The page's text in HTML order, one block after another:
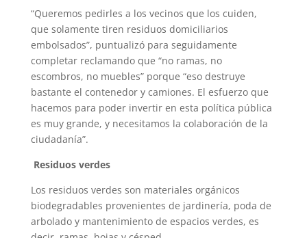
“Queremos pedirles a los vecinos que los cuiden,
que solamente tiren residuos domiciliarios
embolsados”, puntualizó para seguidamente
completar reclamando que “no ramas, no
escombros, no muebles” porque “eso destruye
bastante el contenedor y camiones. El esfuerzo que
hacemos para poder invertir en esta política pública
es muy grande, y necesitamos la colaboración de la
ciudadanía”.
Residuos verdes
Los residuos verdes son materiales orgánicos
biodegradables provenientes de jardinería, poda de
arbolado y mantenimiento de espacios verdes, es